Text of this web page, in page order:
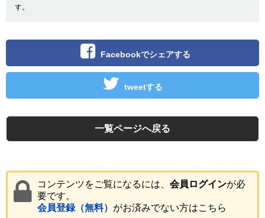
す。
Facebookでシェアする
tweetする
一覧ページへ戻る
コンテンツをご覧になるには、 会員ログインが必
要です。
会員登録（無料） がお済みでない方はこちら